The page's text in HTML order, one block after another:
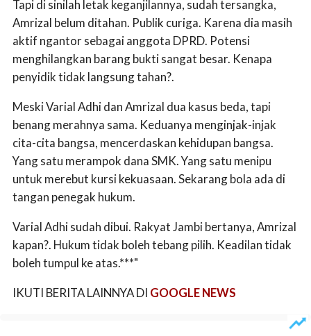
Tapi di sinilah letak keganjilannya, sudah tersangka,
Amrizal belum ditahan. Publik curiga. Karena dia masih
aktif ngantor sebagai anggota DPRD. Potensi
menghilangkan barang bukti sangat besar. Kenapa
penyidik tidak langsung tahan?.
Meski Varial Adhi dan Amrizal dua kasus beda, tapi
benang merahnya sama. Keduanya menginjak-injak
cita-cita bangsa, mencerdaskan kehidupan bangsa.
Yang satu merampok dana SMK. Yang satu menipu
untuk merebut kursi kekuasaan. Sekarang bola ada di
tangan penegak hukum.
Varial Adhi sudah dibui. Rakyat Jambi bertanya, Amrizal
kapan?. Hukum tidak boleh tebang pilih. Keadilan tidak
boleh tumpul ke atas.***"
IKUTI BERITA LAINNYA DI GOOGLE NEWS